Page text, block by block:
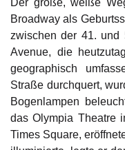
Der große, weiße
Broadway als
zwischen der 41. und
Avenue, die
geographisch
Straße durchquert,
Bogenlampen
das Olympia Theatre
Times Square,